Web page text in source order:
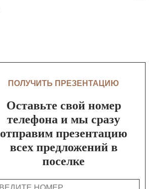
ПОЛУЧИТЬ ПРЕЗЕНТАЦИЮ
Оставьте свой номер
телефона и мы сразу
отправим презентацию
всех предложений в
поселке